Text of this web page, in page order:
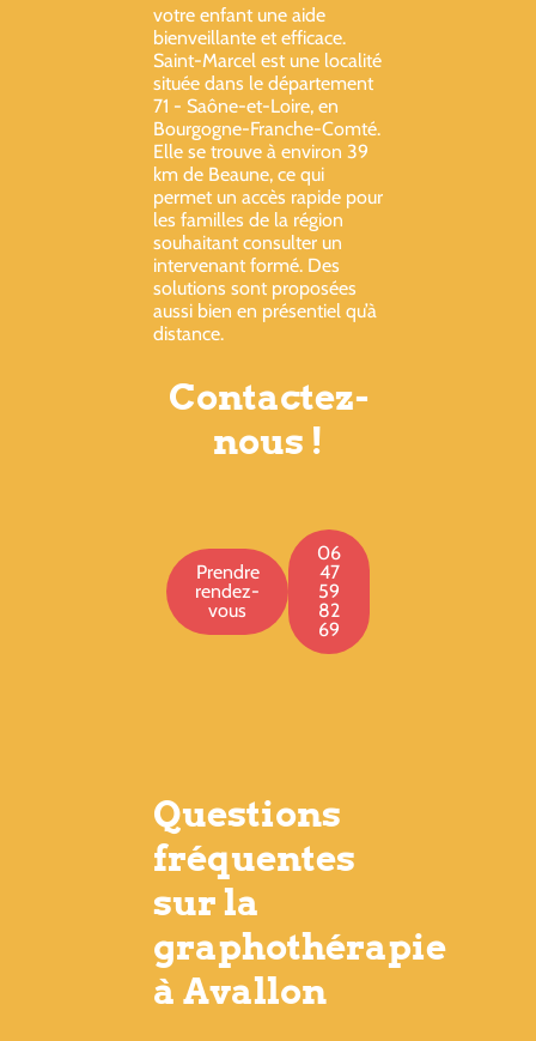
votre enfant une aide
bienveillante et efficace.
Saint-Marcel est une localité
située dans le département
71 - Saône-et-Loire, en
Bourgogne-Franche-Comté.
Elle se trouve à environ 39
km de Beaune, ce qui
permet un accès rapide pour
les familles de la région
souhaitant consulter un
intervenant formé. Des
solutions sont proposées
aussi bien en présentiel qu’à
distance.
Contactez-
nous !
Prendre
rendez-
vous
06
47
59
82
69
Questions
fréquentes
sur la
graphothérapie
à Avallon